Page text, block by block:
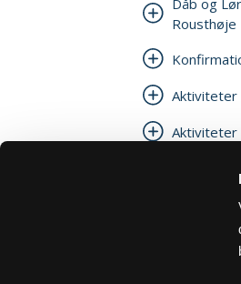
Dåb og
Rousthøje
Aktiviteter
Aktiviteter